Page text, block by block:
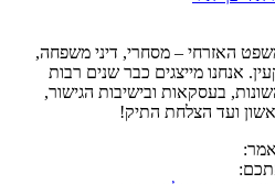
האזרחי – מסחרי, דיני משפחה,
אנחנו מייצגים כבר שנים רבות
בעסקאות ובישיבות הגישור,
ועד הצלחת התיק!